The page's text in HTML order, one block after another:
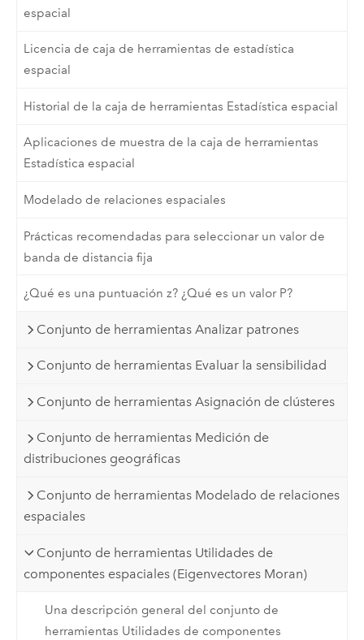
espacial
Licencia de caja de herramientas de estadística
espacial
Historial de la caja de herramientas Estadística espacial
Aplicaciones de muestra de la caja de herramientas
Estadística espacial
Modelado de relaciones espaciales
Prácticas recomendadas para seleccionar un valor de
banda de distancia fija
¿Qué es una puntuación z? ¿Qué es un valor P?
Conjunto de herramientas Analizar patrones
Conjunto de herramientas Evaluar la sensibilidad
Conjunto de herramientas Asignación de clústeres
Conjunto de herramientas Medición de
distribuciones geográficas
Conjunto de herramientas Modelado de relaciones
espaciales
Conjunto de herramientas Utilidades de
componentes espaciales (Eigenvectores Moran)
Una descripción general del conjunto de
herramientas Utilidades de componentes